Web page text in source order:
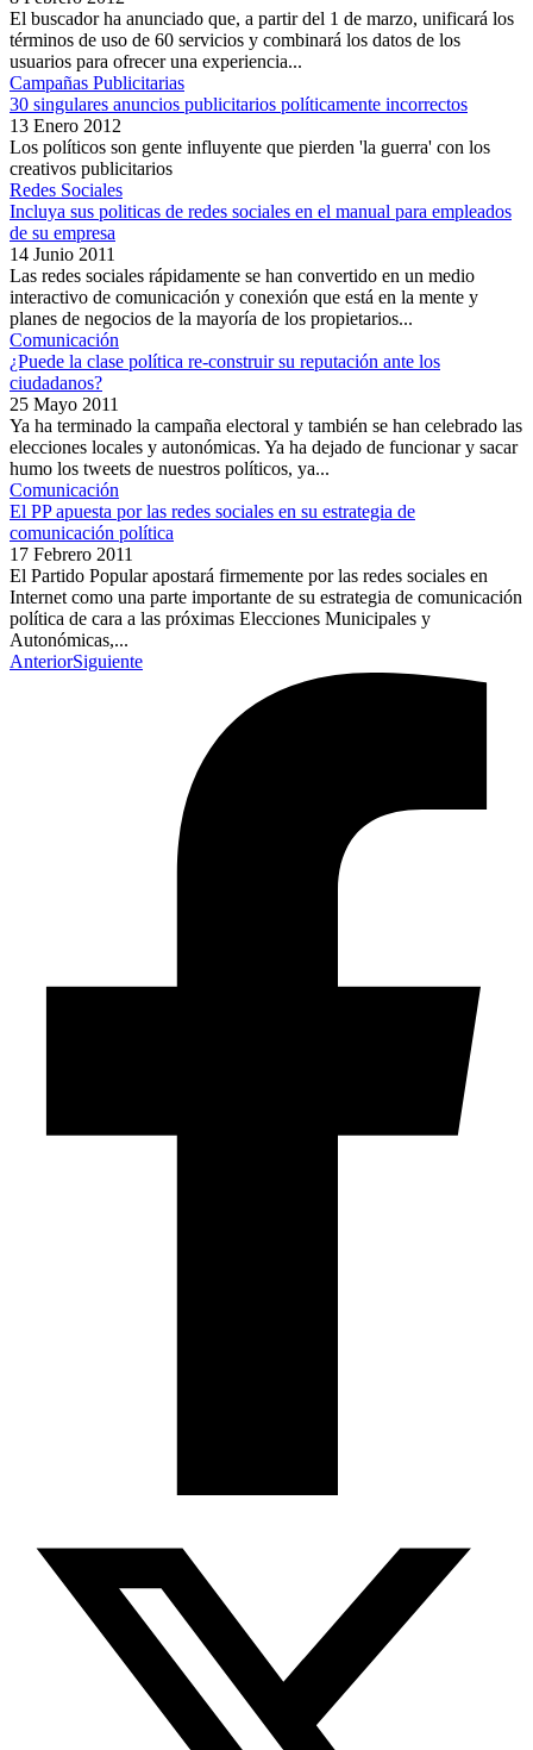
El buscador ha anunciado que, a partir del 1 de marzo, unificará los
términos de uso de 60 servicios y combinará los datos de los
usuarios para ofrecer una experiencia...
Campañas Publicitarias
30 singulares anuncios publicitarios políticamente incorrectos
13 Enero 2012
Los políticos son gente influyente que pierden 'la guerra' con los
creativos publicitarios
Redes Sociales
Incluya sus politicas de redes sociales en el manual para empleados
de su empresa
14 Junio 2011
Las redes sociales rápidamente se han convertido en un medio
interactivo de comunicación y conexión que está en la mente y
planes de negocios de la mayoría de los propietarios...
Comunicación
¿Puede la clase política re-construir su reputación ante los
ciudadanos?
25 Mayo 2011
Ya ha terminado la campaña electoral y también se han celebrado las
elecciones locales y autonómicas. Ya ha dejado de funcionar y sacar
humo los tweets de nuestros políticos, ya...
Comunicación
El PP apuesta por las redes sociales en su estrategia de
comunicación política
17 Febrero 2011
El Partido Popular apostará firmemente por las redes sociales en
Internet como una parte importante de su estrategia de comunicación
política de cara a las próximas Elecciones Municipales y
Autonómicas,...
AnteriorSiguiente